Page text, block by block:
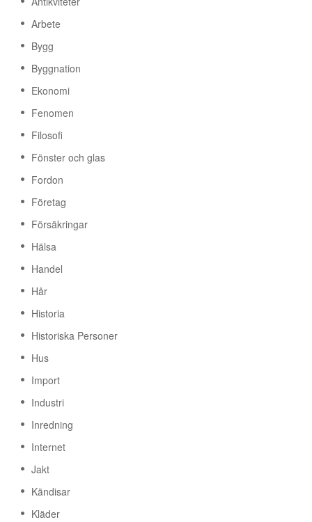
Arbete
Bygg
Byggnation
Ekonomi
Fenomen
Filosofi
Fönster och glas
Fordon
Företag
Försäkringar
Hälsa
Handel
Hår
Historia
Historiska Personer
Hus
Import
Industri
Inredning
Internet
Jakt
Kändisar
Kläder